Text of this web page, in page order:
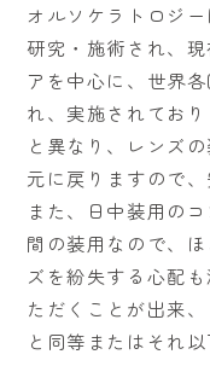
オルソケラトロジ
研究・施術され、
アを中心に、世界
れ、実施されてお
と異なり、レンズ
元に戻りますので
また、日中装用の
間の装用なので、
ズを紛失する心配
ただくことが出来
と同等またはそれ以